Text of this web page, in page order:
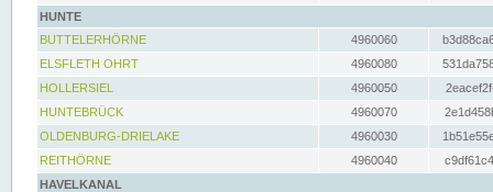
HUNTE
BUTTELERHÖRNE
4960060
ELSFLETH OHRT
4960080
HOLLERSIEL
4960050
HUNTEBRÜCK
4960070
OLDENBURG-DRIELAKE
4960030
REITHÖRNE
4960040
HAVELKANAL